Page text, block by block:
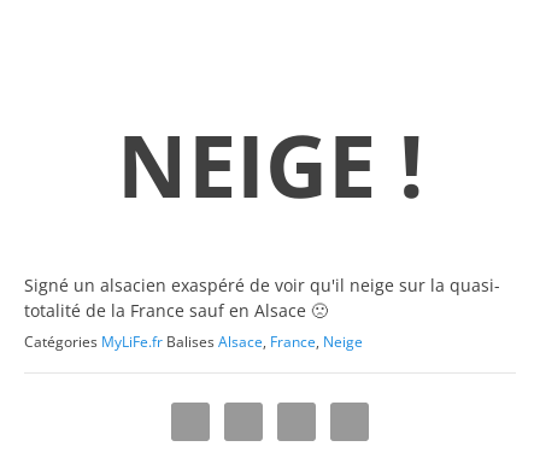
NEIGE !
Signé un alsacien exaspéré de voir qu'il neige sur la quasi-
totalité de la France sauf en Alsace 🙁
Catégories MyLiFe.fr BalisesAlsace, France, Neige